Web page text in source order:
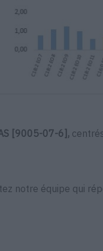
[9005-07-6],
notre équipe qui